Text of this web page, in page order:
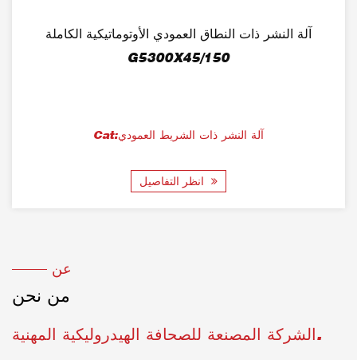
آلة النشر ذات النطاق العمودي الأوتوماتيكية الكاملة
G5300X45/150
Cat:آلة النشر ذات الشريط العمودي
عن
من نحن
الشركة المصنعة للصحافة الهيدروليكية المهنية.